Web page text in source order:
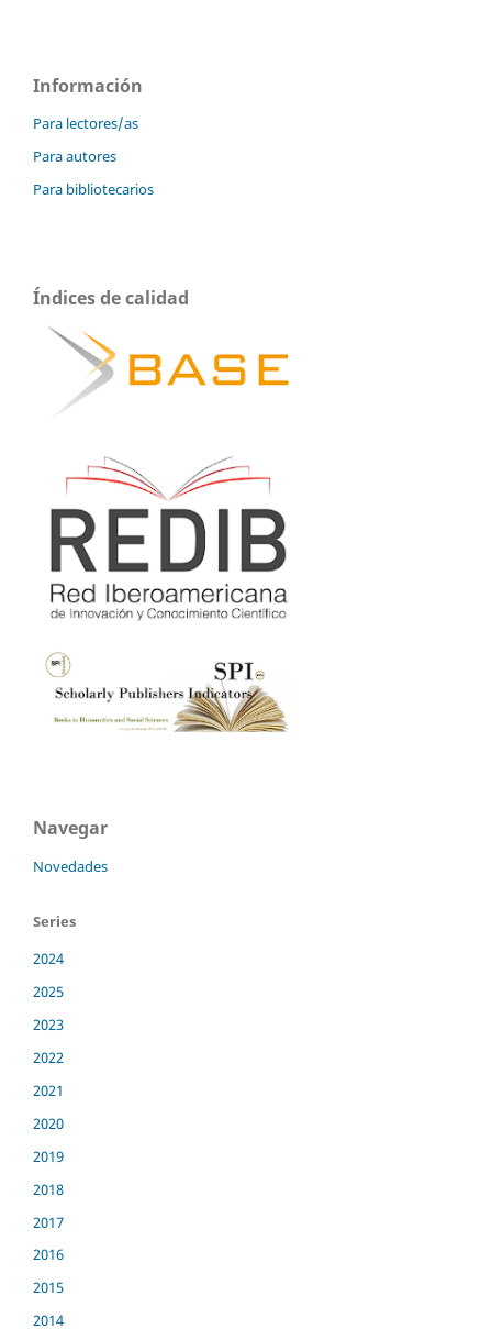
Información
Para lectores/as
Para autores
Para bibliotecarios
Índices de calidad
Navegar
Novedades
Series
2024
2025
2023
2022
2021
2020
2019
2018
2017
2016
2015
2014